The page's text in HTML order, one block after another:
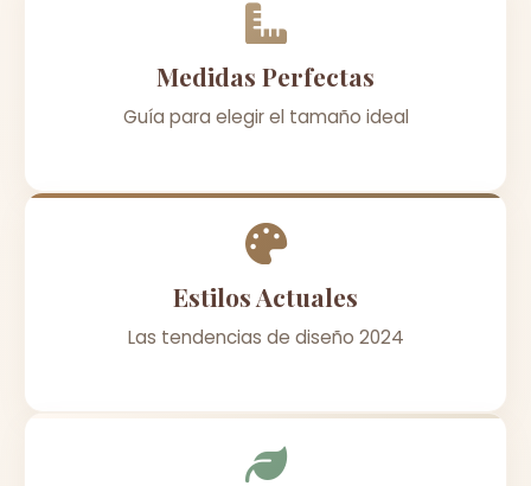
Medidas Perfectas
Guía para elegir el tamaño ideal
Estilos Actuales
Las tendencias de diseño 2024